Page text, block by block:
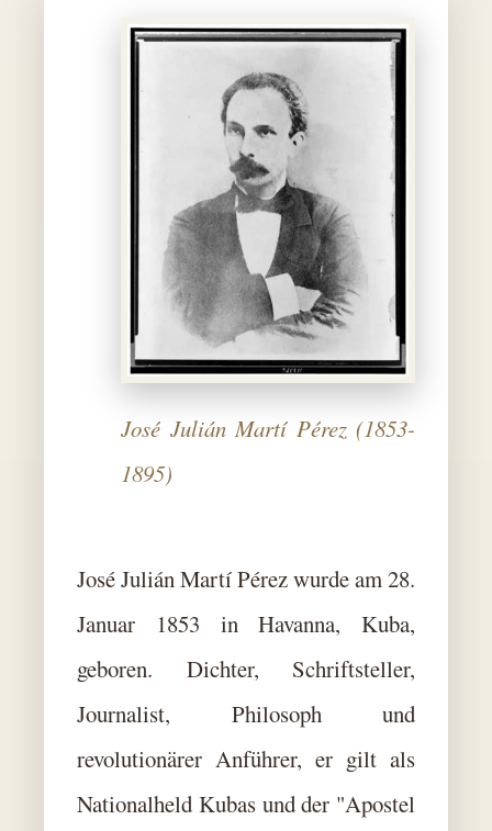
José Julián Martí Pérez (1853-
1895)
José Julián Martí Pérez wurde am 28.
Januar 1853 in Havanna, Kuba,
geboren. Dichter, Schriftsteller,
Journalist, Philosoph und
revolutionärer Anführer, er gilt als
Nationalheld Kubas und der "Apostel